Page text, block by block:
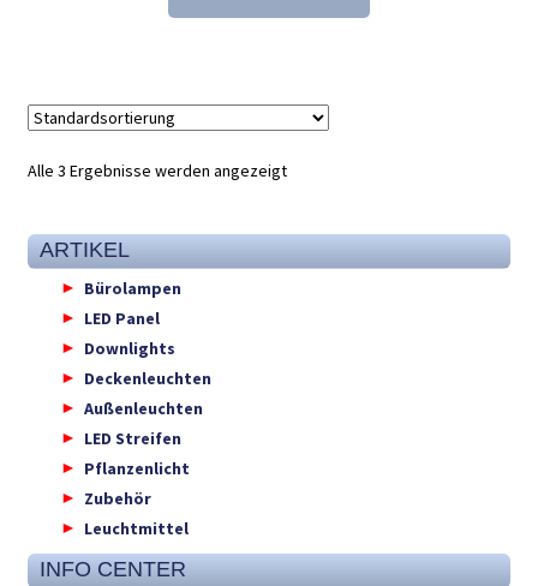
61,01 € 40,98 €.
Alle 3 Ergebnisse werden angezeigt
ARTIKEL
Bürolampen
LED Panel
Downlights
Deckenleuchten
Außenleuchten
LED Streifen
Pflanzenlicht
Zubehör
Leuchtmittel
INFO CENTER